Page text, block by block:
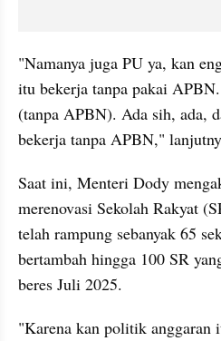
"Namanya juga PU ya, kan
itu bekerja tanpa pakai
(tanpa APBN). Ada sih, ada,
bekerja tanpa APBN,"
Saat ini, Menteri Dody
merenovasi Sekolah Rakyat
telah rampung sebanyak 65
bertambah hingga 100 SR
beres Juli 2025.
"Karena kan politik anggaran